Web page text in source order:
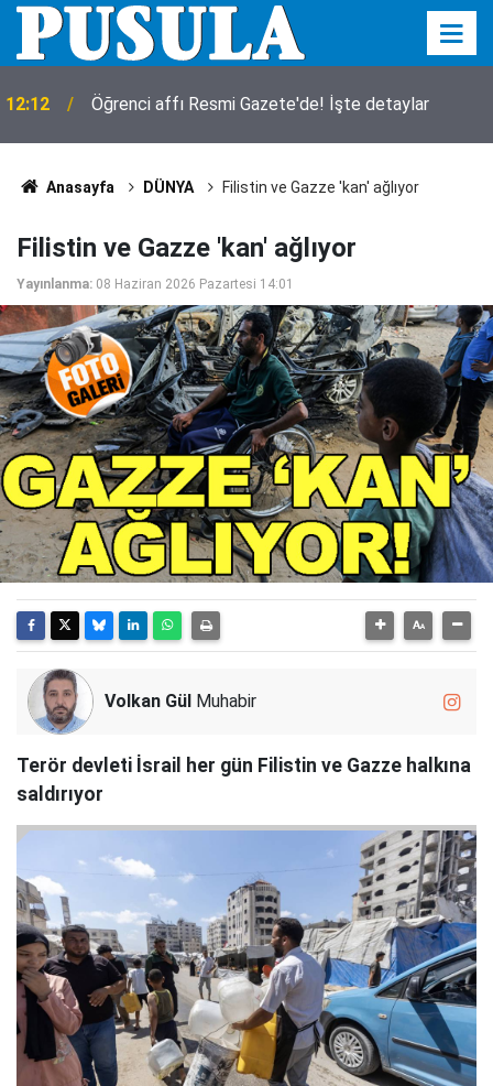
12:12 Öğrenci affı Resmi Gazete'de! İşte detaylar
Anasayfa DÜNYA Filistin ve Gazze 'kan' ağlıyor
Filistin ve Gazze 'kan' ağlıyor
Yayınlanma: 08 Haziran 2026 Pazartesi 14:01
Volkan Gül Muhabir
Terör devleti İsrail her gün Filistin ve Gazze halkına
saldırıyor